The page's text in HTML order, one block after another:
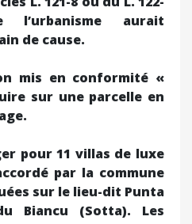
aurait
de cause.
mis en conformité «
sur une parcelle en
pour 11 villas de luxe
par la commune
sur le lieu-dit Punta
Biancu (Sotta). Les